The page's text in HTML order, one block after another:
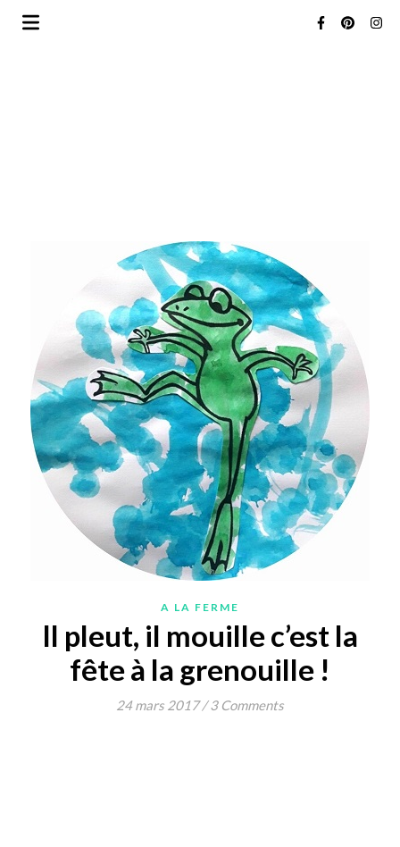
A LA FERME
Il pleut, il mouille c’est la
fête à la grenouille !
24 mars 2017 / 3 Comments